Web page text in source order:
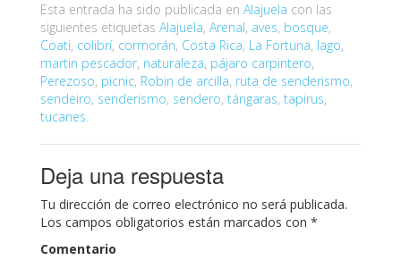
Esta entrada ha sido publicada en Alajuela con las
siguientes etiquetas Alajuela, Arenal, aves, bosque,
Coati, colibrí, cormorán, Costa Rica, La Fortuna, lago,
martin pescador, naturaleza, pájaro carpintero,
Perezoso, picnic, Robin de arcilla, ruta de senderismo,
sendeiro, senderismo, sendero, tángaras, tapirus,
tucanes.
Deja una respuesta
Tu dirección de correo electrónico no será publicada.
Los campos obligatorios están marcados con *
Comentario